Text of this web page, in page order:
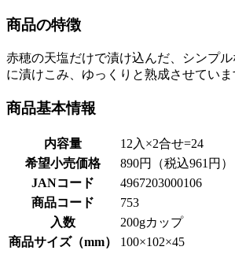
商品の特徴
赤穂の天塩だけで漬け込んだ、シンプ
に漬けこみ、ゆっくりと熟成させていま
商品基本情報
内容量
12入×2合せ=24
希望小売価格
890円（税込961円）
JANコード
4967203000106
商品コード
753
入数
200gカップ
商品サイズ（mm）
100×102×45